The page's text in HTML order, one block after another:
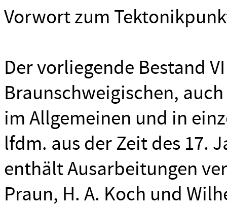
Vorwort zum
Der vorliegende Bestand
Braunschweigischen,
im Allgemeinen und in
lfdm. aus der Zeit des 17.
enthält Ausarbeitungen
Praun, H. A. Koch und